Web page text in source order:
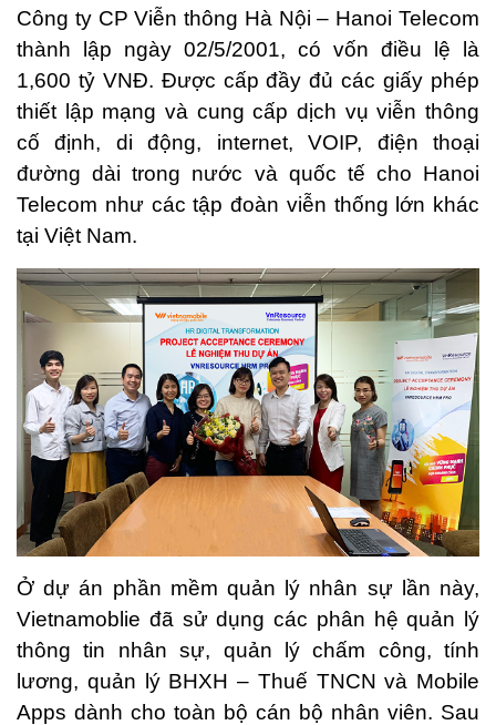
Công ty CP Viễn thông Hà Nội – Hanoi Telecom
thành lập ngày 02/5/2001, có vốn điều lệ là
1,600 tỷ VNĐ. Được cấp đầy đủ các giấy phép
thiết lập mạng và cung cấp dịch vụ viễn thông
cố định, di động, internet, VOIP, điện thoại
đường dài trong nước và quốc tế cho Hanoi
Telecom như các tập đoàn viễn thống lớn khác
tại Việt Nam.
Ở dự án phần mềm quản lý nhân sự lần này,
Vietnamoblie đã sử dụng các phân hệ quản lý
thông tin nhân sự, quản lý chấm công, tính
lương, quản lý BHXH – Thuế TNCN và Mobile
Apps dành cho toàn bộ cán bộ nhân viên. Sau